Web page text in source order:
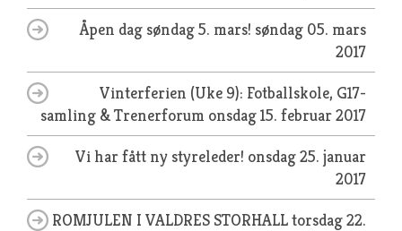
Åpen dag søndag 5. mars! søndag 05. mars
2017
Vinterferien (Uke 9): Fotballskole, G17-
samling & Trenerforum onsdag 15. februar 2017
Vi har fått ny styreleder! onsdag 25. januar
2017
ROMJULEN I VALDRES STORHALLtorsdag 22.